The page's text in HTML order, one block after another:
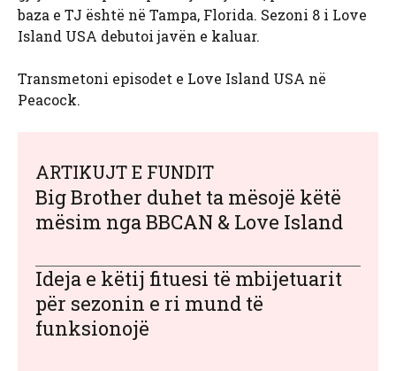
baza e TJ është në Tampa, Florida. Sezoni 8 i Love
Island USA debutoi javën e kaluar.
Transmetoni episodet e Love Island USA në
Peacock.
ARTIKUJT E FUNDIT
Big Brother duhet ta mësojë këtë
mësim nga BBCAN & Love Island
Ideja e këtij fituesi të mbijetuarit
për sezonin e ri mund të
funksionojë